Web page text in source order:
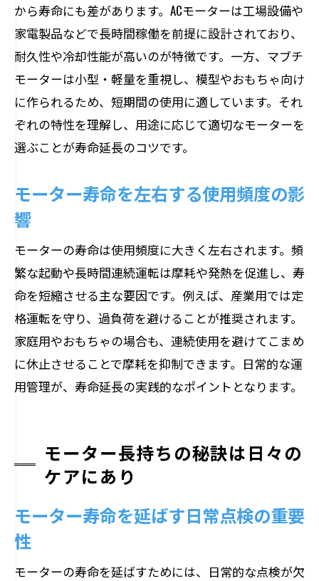
から寿命にも差があります。ACモーターは工場設備や
家電製品などで長時間稼働を前提に設計されており、
耐久性や冷却性能が高いのが特徴です。一方、マブチ
モーターは小型・軽量を重視し、模型やおもちゃ向け
に作られるため、短期間の使用に適しています。それ
ぞれの特性を理解し、用途に応じて適切なモーターを
選ぶことが寿命延長のコツです。
モーター寿命を左右する使用頻度の影
響
モーターの寿命は使用頻度に大きく左右されます。頻
繁な起動や長時間連続運転は摩耗や発熱を促進し、寿
命を短縮させる主な要因です。例えば、産業用では定
格運転を守り、過負荷を避けることが推奨されます。
家庭用やおもちゃの場合も、連続使用を避けてこまめ
に休止させることで摩耗を抑制できます。日常的な運
用管理が、寿命延長の実践的なポイントとなります。
モーター長持ちの秘訣は日々の
ケアにあり
モーター寿命を延ばす日常点検の重要
性
モーターの寿命を延ばすためには、日常的な点検が欠